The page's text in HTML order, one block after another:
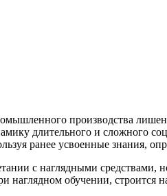
производства
длительного и сложного
ранее усвоенные знания,
с наглядными средствами,
наглядном обучении, строится